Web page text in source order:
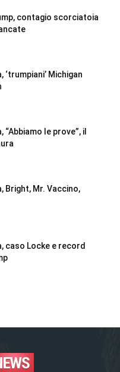
contagio scorciatoia
‘trumpiani’ Michigan
“Abbiamo le prove”, il
Bright, Mr. Vaccino,
caso Locke e record